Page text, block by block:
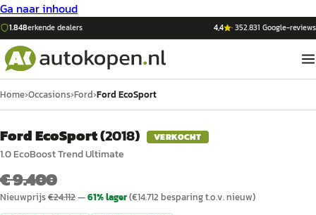
Ga naar inhoud
1.848erkende dealers 4,4 ·352.831 Google-reviews
Home›Occasions›Ford›Ford EcoSport
Ford EcoSport(2018) VERKOCHT
1.0 EcoBoost Trend Ultimate
€ 9.400
Nieuwprijs€24.112—61% lager(€14.712 besparing t.o.v. nieuw)